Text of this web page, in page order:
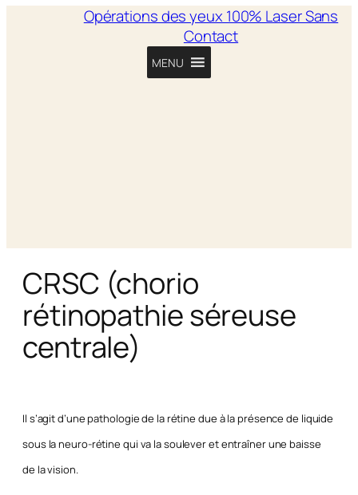
Opérations des yeux 100% Laser Sans
Contact
MENU
CRSC (chorio
rétinopathie séreuse
centrale)
Il s’agit d’une pathologie de la rétine due à la présence de liquide
sous la neuro-rétine qui va la soulever et entraîner une baisse
de la vision.